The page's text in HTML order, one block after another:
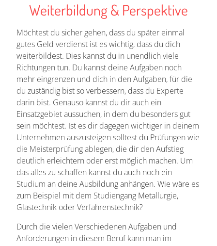
Weiterbildung & Perspektive
Möchtest du sicher gehen, dass du später einmal
gutes Geld verdienst ist es wichtig, dass du dich
weiterbildest. Dies kannst du in unendlich viele
Richtungen tun. Du kannst deine Aufgaben noch
mehr eingrenzen und dich in den Aufgaben, für die
du zuständig bist so verbessern, dass du Experte
darin bist. Genauso kannst du dir auch ein
Einsatzgebiet aussuchen, in dem du besonders gut
sein möchtest. Ist es dir dagegen wichtiger in deinem
Unternehmen auszusteigen solltest du Prüfungen wie
die Meisterprüfung ablegen, die dir den Aufstieg
deutlich erleichtern oder erst möglich machen. Um
das alles zu schaffen kannst du auch noch ein
Studium an deine Ausbildung anhängen. Wie wäre es
zum Beispiel mit dem Studiengang Metallurgie,
Glastechnik oder Verfahrenstechnik?
Durch die vielen Verschiedenen Aufgaben und
Anforderungen in diesem Beruf kann man im